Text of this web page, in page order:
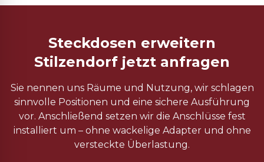
Steckdosen erweitern
Stilzendorf jetzt anfragen
Sie nennen uns Räume und Nutzung, wir schlagen
sinnvolle Positionen und eine sichere Ausführung
vor. Anschließend setzen wir die Anschlüsse fest
installiert um – ohne wackelige Adapter und ohne
versteckte Überlastung.